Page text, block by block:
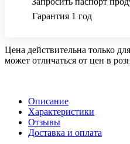
Гарантия 1 год
Цена действительна только
может отличаться от цен в
Описание
Характеристики
Отзывы
Доставка и оплата